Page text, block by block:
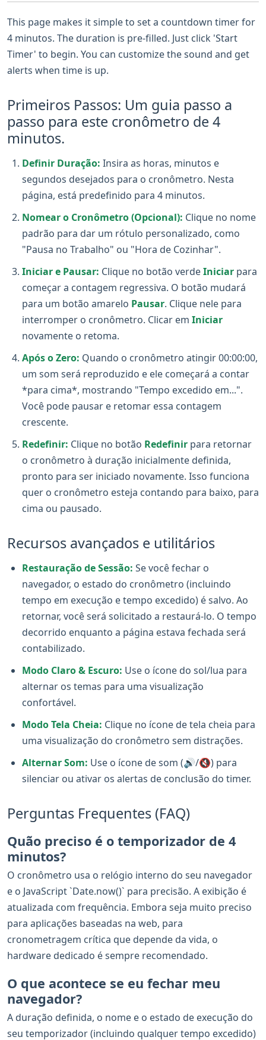
This page makes it simple to set a countdown timer for
4 minutos. The duration is pre-filled. Just click 'Start
Timer' to begin. You can customize the sound and get
alerts when time is up.
Primeiros Passos: Um guia passo a
passo para este cronômetro de 4
minutos.
Definir Duração: Insira as horas, minutos e
segundos desejados para o cronômetro. Nesta
página, está predefinido para 4 minutos.
Nomear o Cronômetro (Opcional): Clique no nome
padrão para dar um rótulo personalizado, como
"Pausa no Trabalho" ou "Hora de Cozinhar".
Iniciar e Pausar: Clique no botão verdeIniciar para
começar a contagem regressiva. O botão mudará
para um botão amarelo Pausar. Clique nele para
interromper o cronômetro. Clicar em Iniciar
novamente o retoma.
Após o Zero: Quando o cronômetro atingir 00:00:00,
um som será reproduzido e ele começará a contar
*para cima*, mostrando "Tempo excedido em...".
Você pode pausar e retomar essa contagem
crescente.
Redefinir: Clique no botão Redefinir para retornar
o cronômetro à duração inicialmente definida,
pronto para ser iniciado novamente. Isso funciona
quer o cronômetro esteja contando para baixo, para
cima ou pausado.
Recursos avançados e utilitários
Restauração de Sessão: Se você fechar o
navegador, o estado do cronômetro (incluindo
tempo em execução e tempo excedido) é salvo. Ao
retornar, você será solicitado a restaurá-lo. O tempo
decorrido enquanto a página estava fechada será
contabilizado.
Modo Claro & Escuro: Use o ícone do sol/lua para
alternar os temas para uma visualização
confortável.
Modo Tela Cheia: Clique no ícone de tela cheia para
uma visualização do cronômetro sem distrações.
Alternar Som: Use o ícone de som (🔊/🔇) para
silenciar ou ativar os alertas de conclusão do timer.
Perguntas Frequentes (FAQ)
Quão preciso é o temporizador de 4
minutos?
O cronômetro usa o relógio interno do seu navegador
e o JavaScript `Date.now()` para precisão. A exibição é
atualizada com frequência. Embora seja muito preciso
para aplicações baseadas na web, para
cronometragem crítica que depende da vida, o
hardware dedicado é sempre recomendado.
O que acontece se eu fechar meu
navegador?
A duração definida, o nome e o estado de execução do
seu temporizador (incluindo qualquer tempo excedido)